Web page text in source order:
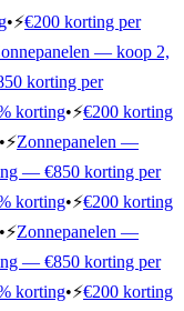
•⚡€200 korting per
— koop 2,
korting per
korting•⚡€200 korting
•⚡Zonnepanelen —
— €850 korting per
korting•⚡€200 korting
•⚡Zonnepanelen —
— €850 korting per
korting•⚡€200 korting